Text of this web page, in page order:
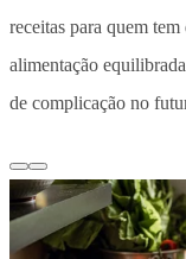
receitas para quem
alimentação
de complicação no